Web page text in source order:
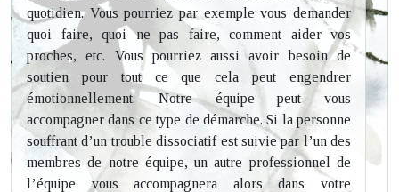
quotidien. Vous pourriez par exemple vous demander
quoi faire, quoi ne pas faire, comment aider vos
proches, etc. Vous pourriez aussi avoir besoin de
soutien pour tout ce que cela peut engendrer
émotionnellement. Notre équipe peut vous
accompagner dans ce type de démarche. Si la personne
souffrant d’un trouble dissociatif est suivie par l’un des
membres de notre équipe, un autre professionnel de
l’équipe vous accompagnera alors dans votre